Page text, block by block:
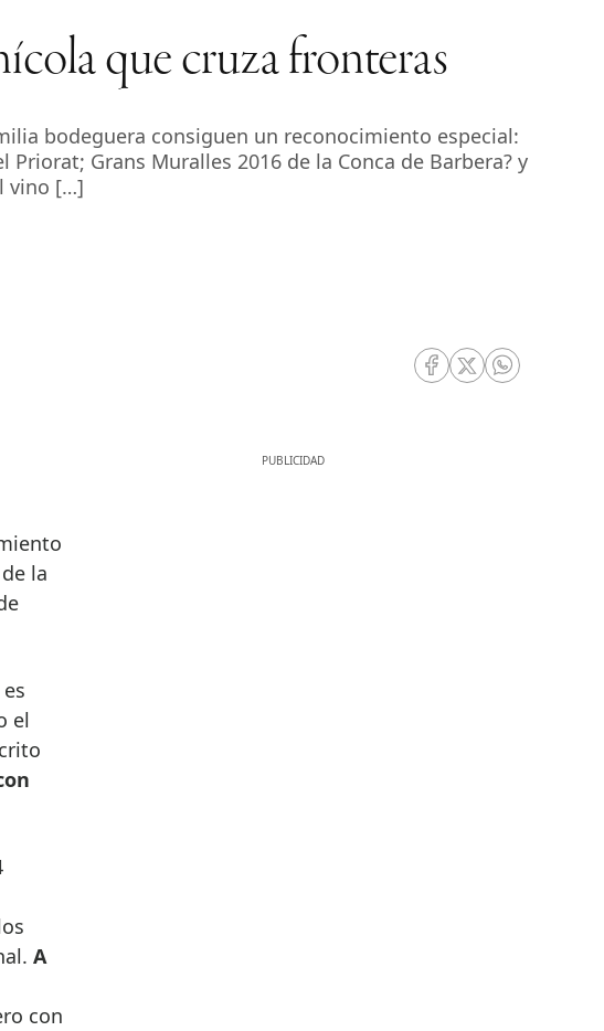
que cruza fronteras
bodeguera consiguen un reconocimiento especial:
Priorat; Grans Muralles 2016 de la Conca de Barbera? y
vino […]
RRSS Facebook
RRSS Twitter
RRSS
la
el
A
con